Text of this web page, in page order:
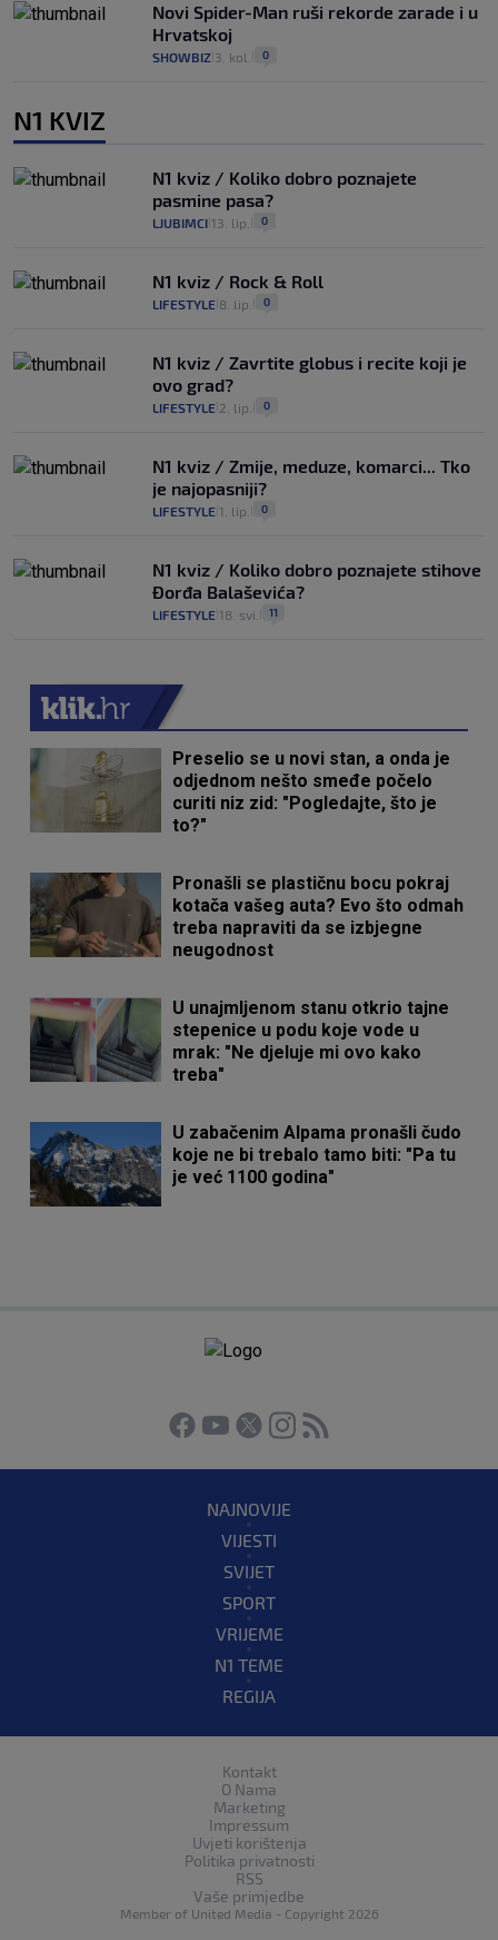
Novi Spider-Man ruši rekorde zarade i u
Hrvatskoj
SHOWBIZ 3. kol. 0
N1 KVIZ
N1 kviz / Koliko dobro poznajete
pasmine pasa?
LJUBIMCI 13. lip. 0
N1 kviz / Rock & Roll
LIFESTYLE 8. lip. 0
N1 kviz / Zavrtite globus i recite koji je
ovo grad?
LIFESTYLE 2. lip. 0
N1 kviz / Zmije, meduze, komarci... Tko
je najopasniji?
LIFESTYLE 1. lip. 0
N1 kviz / Koliko dobro poznajete stihove
Đorđa Balaševića?
LIFESTYLE 18. svi. 11
Preselio se u novi stan, a onda je
odjednom nešto smeđe počelo
curiti niz zid: "Pogledajte, što je
to?"
Pronašli se plastičnu bocu pokraj
kotača vašeg auta? Evo što odmah
treba napraviti da se izbjegne
neugodnost
U unajmljenom stanu otkrio tajne
stepenice u podu koje vode u
mrak: "Ne djeluje mi ovo kako
treba"
U zabačenim Alpama pronašli čudo
koje ne bi trebalo tamo biti: "Pa tu
je već 1100 godina"
NAJNOVIJE
VIJESTI
SVIJET
SPORT
VRIJEME
N1 TEME
REGIJA
Kontakt
O Nama
Marketing
Impressum
Uvjeti korištenja
Politika privatnosti
RSS
Vaše primjedbe
Member of United Media - Copyright 2026